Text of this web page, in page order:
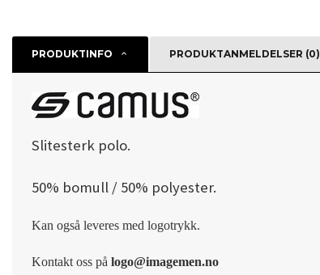
PRODUKTINFO PRODUKTANMELDELSER (0)
Slitesterk polo.
50% bomull / 50% polyester.
Kan også leveres med logotrykk.
Kontakt oss på logo@imagemen.no